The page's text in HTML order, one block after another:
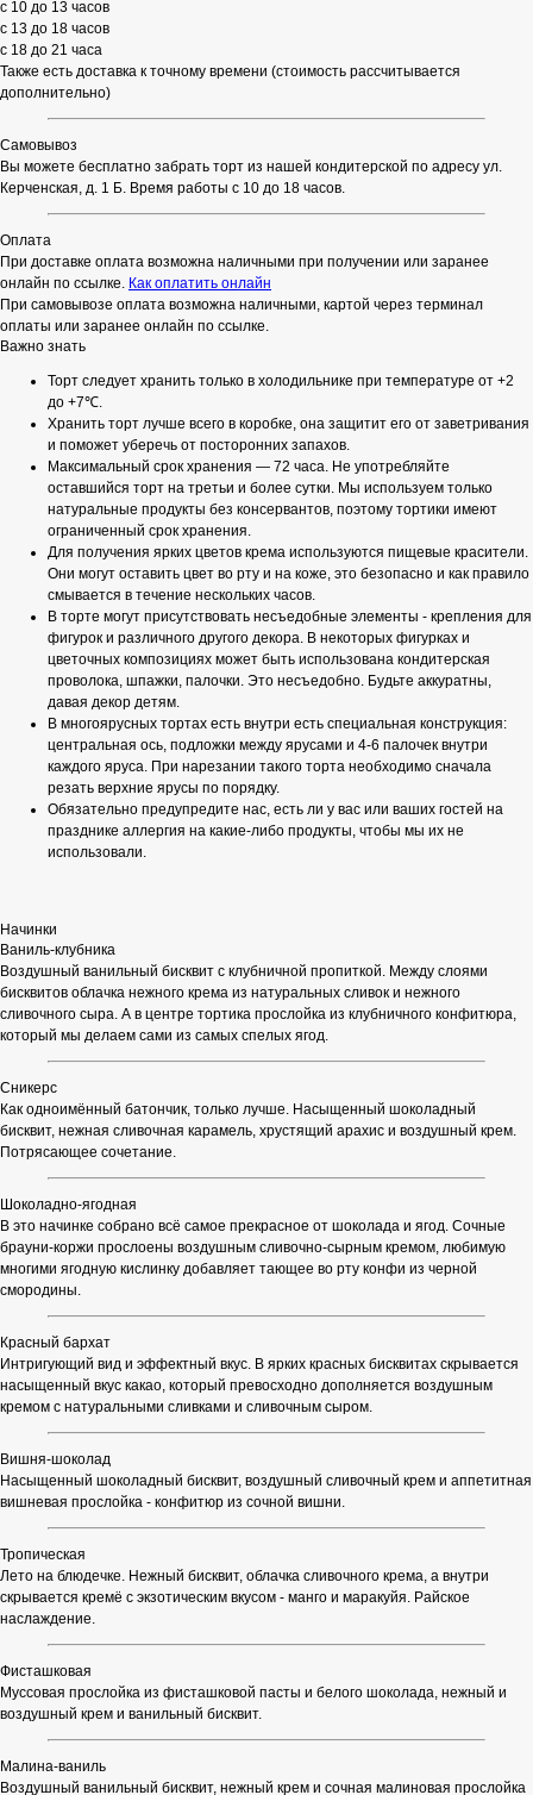
с 10 до 13 часов
с 13 до 18 часов
с 18 до 21 часа
Также есть доставка к точному времени (стоимость рассчитывается
дополнительно)
Самовывоз
Вы можете бесплатно забрать торт из нашей кондитерской по адресу ул.
Керченская, д. 1 Б. Время работы с 10 до 18 часов.
Оплата
При доставке оплата возможна наличными при получении или заранее
онлайн по ссылке. Как оплатить онлайн
При самовывозе оплата возможна наличными, картой через терминал
оплаты или заранее онлайн по ссылке.
Важно знать
Торт следует хранить только в холодильнике при температуре от +2
до +7℃.
Хранить торт лучше всего в коробке, она защитит его от заветривания
и поможет уберечь от посторонних запахов.
Максимальный срок хранения — 72 часа. Не употребляйте
оставшийся торт на третьи и более сутки. Мы используем только
натуральные продукты без консервантов, поэтому тортики имеют
ограниченный срок хранения.
Для получения ярких цветов крема используются пищевые красители.
Они могут оставить цвет во рту и на коже, это безопасно и как правило
смывается в течение нескольких часов.
В торте могут присутствовать несъедобные элементы - крепления для
фигурок и различного другого декора. В некоторых фигурках и
цветочных композициях может быть использована кондитерская
проволока, шпажки, палочки. Это несъедобно. Будьте аккуратны,
давая декор детям.
В многоярусных тортах есть внутри есть специальная конструкция:
центральная ось, подложки между ярусами и 4-6 палочек внутри
каждого яруса. При нарезании такого торта необходимо сначала
резать верхние ярусы по порядку.
Обязательно предупредите нас, есть ли у вас или ваших гостей на
празднике аллергия на какие-либо продукты, чтобы мы их не
использовали.
Начинки
Ваниль-клубника
Воздушный ванильный бисквит с клубничной пропиткой. Между слоями
бисквитов облачка нежного крема из натуральных сливок и нежного
сливочного сыра. А в центре тортика прослойка из клубничного конфитюра,
который мы делаем сами из самых спелых ягод.
Сникерс
Как одноимённый батончик, только лучше. Насыщенный шоколадный
бисквит, нежная сливочная карамель, хрустящий арахис и воздушный крем.
Потрясающее сочетание.
Шоколадно-ягодная
В это начинке собрано всё самое прекрасное от шоколада и ягод. Сочные
брауни-коржи прослоены воздушным сливочно-сырным кремом, любимую
многими ягодную кислинку добавляет тающее во рту конфи из черной
смородины.
Красный бархат
Интригующий вид и эффектный вкус. В ярких красных бисквитах скрывается
насыщенный вкус какао, который превосходно дополняется воздушным
кремом с натуральными сливками и сливочным сыром.
Вишня-шоколад
Насыщенный шоколадный бисквит, воздушный сливочный крем и аппетитная
вишневая прослойка - конфитюр из сочной вишни.
Тропическая
Лето на блюдечке. Нежный бисквит, облачка сливочного крема, а внутри
скрывается кремё с экзотическим вкусом - манго и маракуйя. Райское
наслаждение.
Фисташковая
Муссовая прослойка из фисташковой пасты и белого шоколада, нежный и
воздушный крем и ванильный бисквит.
Малина-ваниль
Воздушный ванильный бисквит, нежный крем и сочная малиновая прослойка